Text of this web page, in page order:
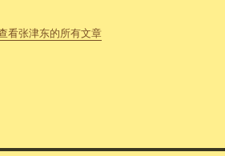
看张津东的所有文章